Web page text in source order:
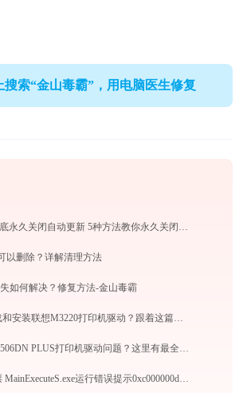
搜索“金山毒霸”，用电脑医生修复
Win10如何彻底永久关闭自动更新 5种方法教你永久关闭win10自动更新
以删除？详解清理方法
如何解决？修复方法-金山毒霸
如何轻松下载和安装联想M3220打印机驱动？跟着这篇指南走
遇到奔图CP2506DN PLUS打印机驱动问题？这里有最全的下载及安装指导
税控发票开票 MainExecuteS.exe运行错误提示0xc000000d的解决办法